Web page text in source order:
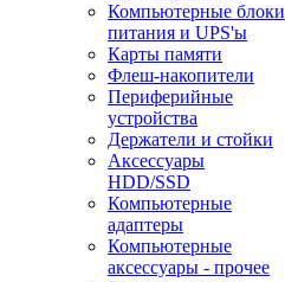
Компьютерные блоки
питания и UPS'ы
Карты памяти
Флеш-накопители
Периферийные
устройства
Держатели и стойки
Аксессуары
HDD/SSD
Компьютерные
адаптеры
Компьютерные
аксессуары - прочее